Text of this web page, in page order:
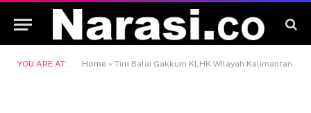
YOU ARE AT: Home » Tim Balai Gakkum KLHK Wilayah Kalimantan